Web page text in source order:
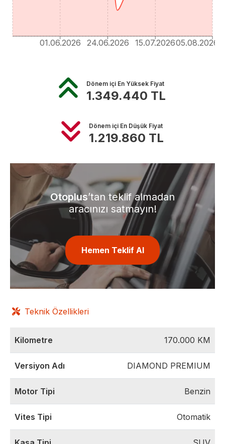
01.06.2026 24.06.2026 15.07.202605.08.2026
Dönem içi En Yüksek Fiyat
1.349.440 TL
Dönem içi En Düşük Fiyat
1.219.860 TL
Otoplus’tan teklif almadan
aracınızı satmayın!
Hemen Teklif Al
Teknik Özellikleri
Kilometre 170.000 KM
Versiyon Adı DIAMOND PREMIUM
Motor Tipi Benzin
Vites Tipi Otomatik